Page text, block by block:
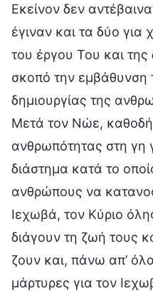
Εκείνον δεν
έγιναν και τα δύο για
του έργου Του και
σκοπό την εμβάθυνση
δημιουργίας της
Μετά τον Νώε,
ανθρωπότητας στη γη
διάστημα κατά το
ανθρώπους να
Ιεχωβά, τον Κύριο
διάγουν τη ζωή τους
ζουν και, πάνω απ’
μάρτυρες για τον